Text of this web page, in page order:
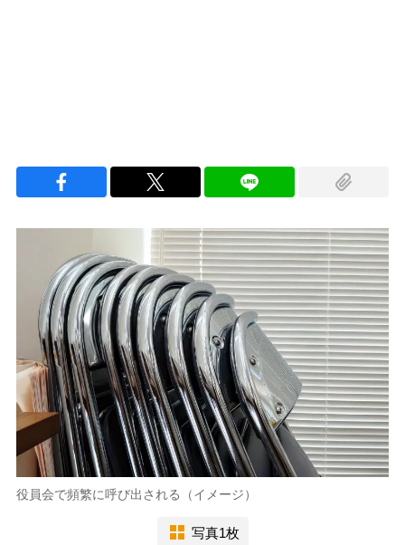
役員会で頻繁に呼び出される（イメージ）
写真1枚